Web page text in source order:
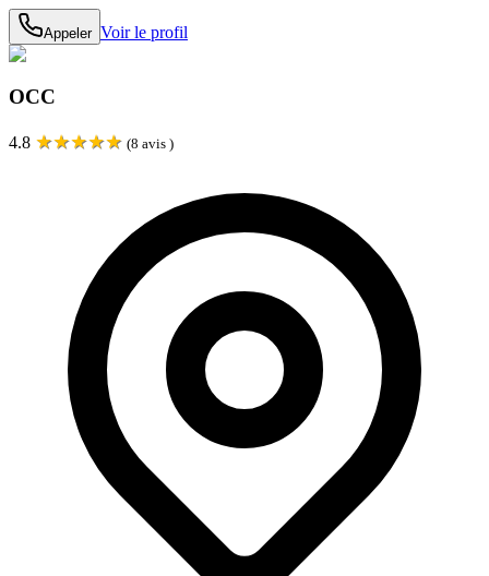
Appeler Voir le profil
OCC
4.8 ★★★★★ (8 avis )